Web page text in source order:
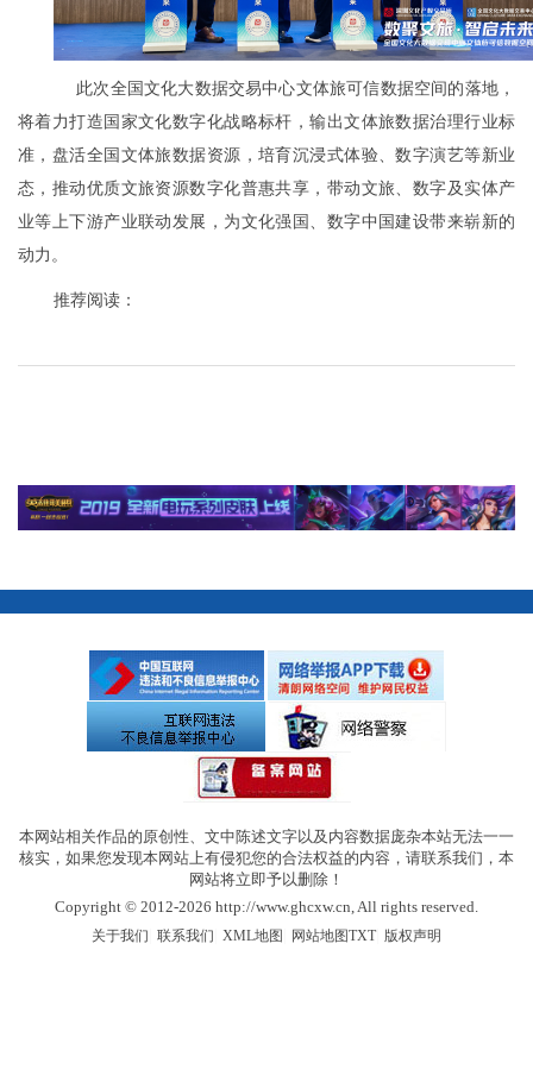
此次全国文化大数据交易中心文体旅可信数据空间的落地，
将着力打造国家文化数字化战略标杆，输出文体旅数据治理行业标
准，盘活全国文体旅数据资源，培育沉浸式体验、数字演艺等新业
态，推动优质文旅资源数字化普惠共享，带动文旅、数字及实体产
业等上下游产业联动发展，为文化强国、数字中国建设带来崭新的
动力。
推荐阅读：
本网站相关作品的原创性、文中陈述文字以及内容数据庞杂本站无法一一
核实，如果您发现本网站上有侵犯您的合法权益的内容，请联系我们，本
网站将立即予以删除！
Copyright © 2012-2026 http://www.ghcxw.cn, All rights reserved.
关于我们 联系我们 XML地图 网站地图TXT| 版权声明